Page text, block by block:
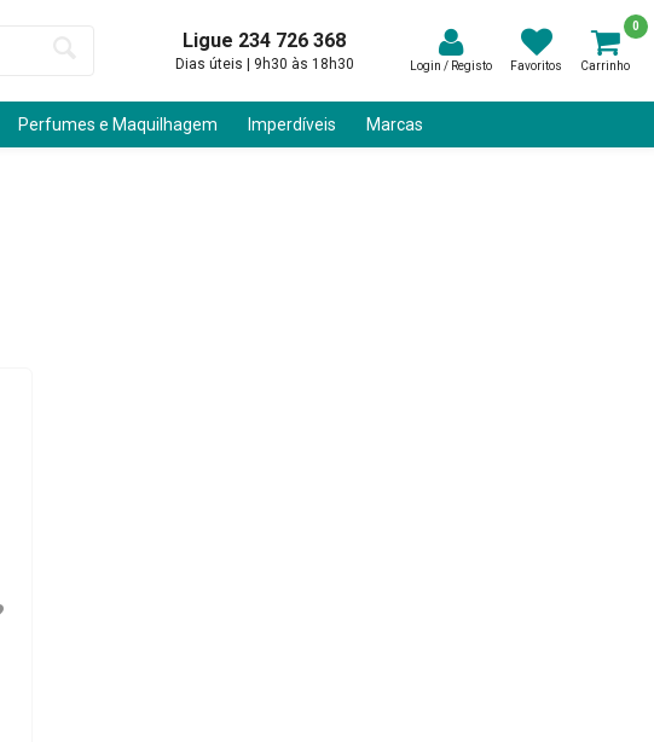
Ligue 234 726 368
Dias úteis | 9h30 às 18h30 Login / Registo Favoritos Carrinho
0
Perfumes e Maquilhagem Imperdíveis Marcas